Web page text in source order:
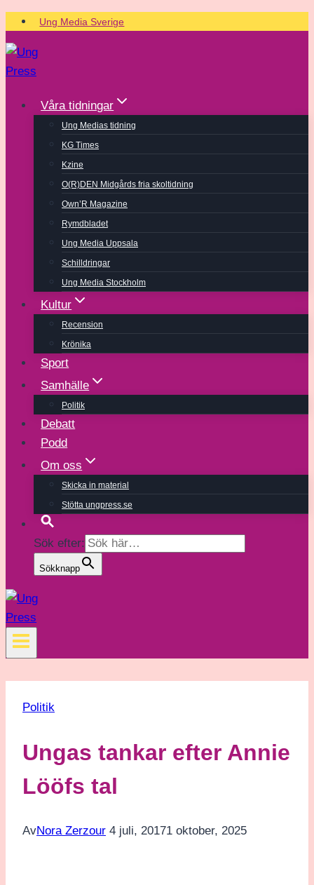
Skip
to
content
Ung Media Sverige
Våra tidningar
Ung Medias tidning
KG Times
Kzine
O(R)DEN Midgårds fria skoltidning
Own’R Magazine
Rymdbladet
Ung Media Uppsala
Schilldringar
Ung Media Stockholm
Kultur
Recension
Krönika
Sport
Samhälle
Politik
Debatt
Podd
Om oss
Skicka in material
Stötta ungpress.se
Sök efter:
Sökknapp
Politik
Ungas tankar efter Annie
Lööfs tal
AvNora Zerzour 4 juli, 20171 oktober, 2025